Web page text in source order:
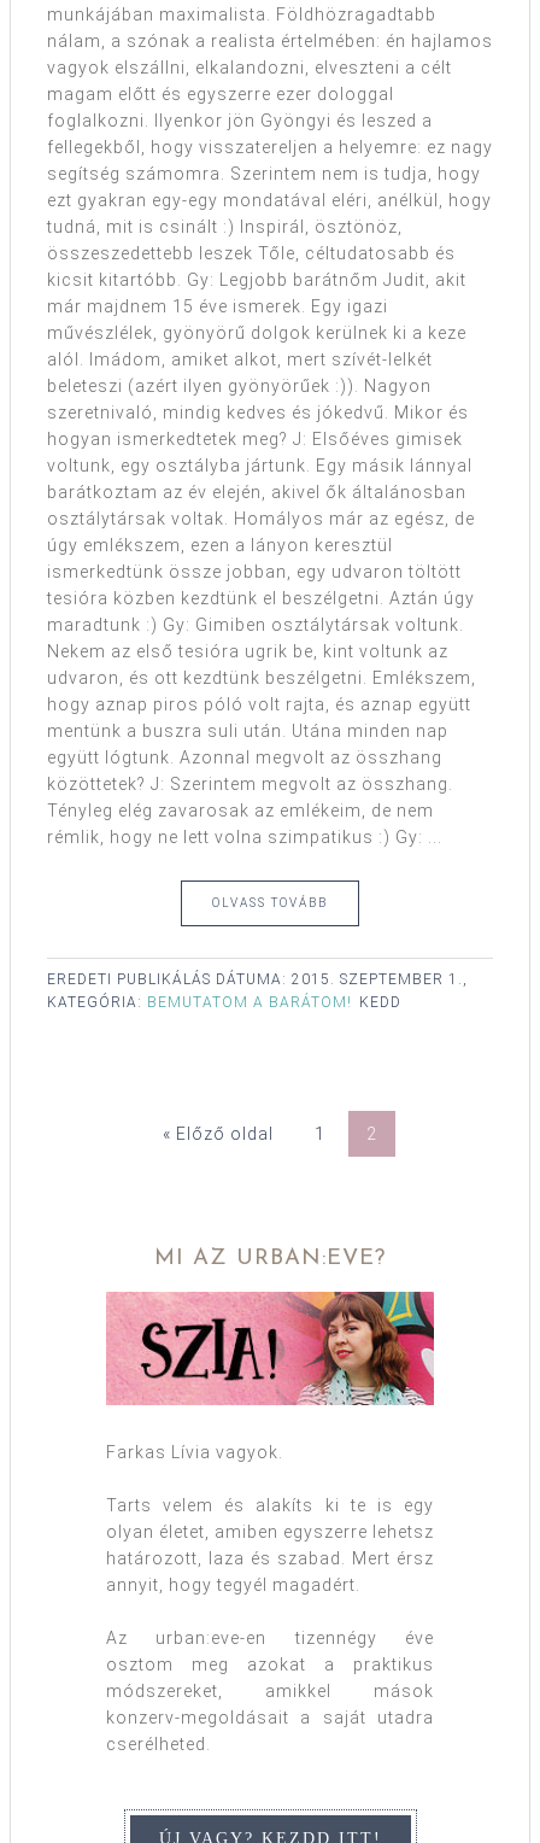
munkájában maximalista. Földhözragadtabb
nálam, a szónak a realista értelmében: én hajlamos
vagyok elszállni, elkalandozni, elveszteni a célt
magam előtt és egyszerre ezer dologgal
foglalkozni. Ilyenkor jön Gyöngyi és leszed a
fellegekből, hogy visszatereljen a helyemre: ez nagy
segítség számomra. Szerintem nem is tudja, hogy
ezt gyakran egy-egy mondatával eléri, anélkül, hogy
tudná, mit is csinált :) Inspirál, ösztönöz,
összeszedettebb leszek Tőle, céltudatosabb és
kicsit kitartóbb. Gy: Legjobb barátnőm Judit, akit
már majdnem 15 éve ismerek. Egy igazi
művészlélek, gyönyörű dolgok kerülnek ki a keze
alól. Imádom, amiket alkot, mert szívét-lelkét
beleteszi (azért ilyen gyönyörűek :)). Nagyon
szeretnivaló, mindig kedves és jókedvű. Mikor és
hogyan ismerkedtetek meg? J: Elsőéves gimisek
voltunk, egy osztályba jártunk. Egy másik lánnyal
barátkoztam az év elején, akivel ők általánosban
osztálytársak voltak. Homályos már az egész, de
úgy emlékszem, ezen a lányon keresztül
ismerkedtünk össze jobban, egy udvaron töltött
tesióra közben kezdtünk el beszélgetni. Aztán úgy
maradtunk :) Gy: Gimiben osztálytársak voltunk.
Nekem az első tesióra ugrik be, kint voltunk az
udvaron, és ott kezdtünk beszélgetni. Emlékszem,
hogy aznap piros póló volt rajta, és aznap együtt
mentünk a buszra suli után. Utána minden nap
együtt lógtunk. Azonnal megvolt az összhang
közöttetek? J: Szerintem megvolt az összhang.
Tényleg elég zavarosak az emlékeim, de nem
rémlik, hogy ne lett volna szimpatikus :) Gy: ...
OLVASS TOVÁBB
EREDETI PUBLIKÁLÁS DÁTUMA: 2015. SZEPTEMBER 1.,
KEDD
KATEGÓRIA: BEMUTATOM A BARÁTOM!
« Előző oldal 1 2
MI AZ URBAN:EVE?
Farkas Lívia vagyok.
Tarts velem és alakíts ki te is egy
olyan életet, amiben egyszerre lehetsz
határozott, laza és szabad. Mert érsz
annyit, hogy tegyél magadért.
Az urban:eve-en tizennégy éve
osztom meg azokat a praktikus
módszereket, amikkel mások
konzerv-megoldásait a saját utadra
cserélheted.